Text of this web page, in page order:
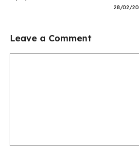
28/02/
Leave a Comment